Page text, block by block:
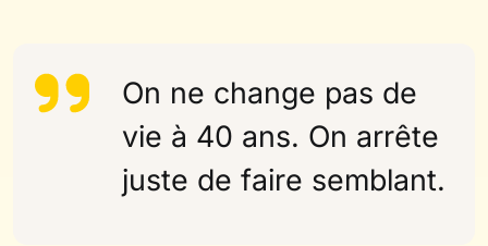
On ne change pas de
vie à 40 ans. On arrête
juste de faire semblant.